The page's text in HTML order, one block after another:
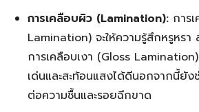
การเคลือบผิว (Lamination): การ
Lamination) จะให้ความรู้สึกหรูหร
การเคลือบเงา (Gloss
เด่นและสะท้อนแสงได้ดีนอกจากนี้ยั
ต่อความชื้นและรอยฉีกขาด